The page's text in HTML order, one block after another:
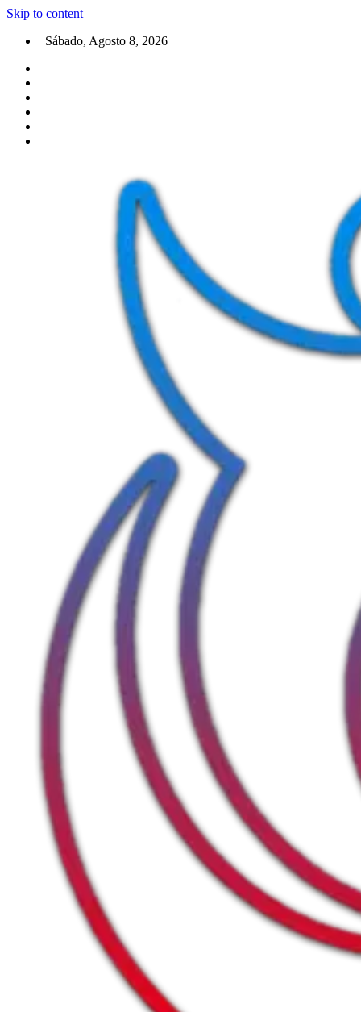
Skip to content
Sábado, Agosto 8, 2026